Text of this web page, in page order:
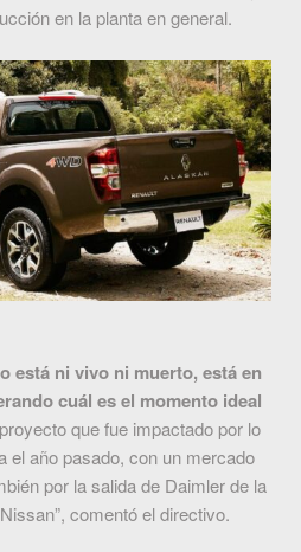
en la planta en general.
está ni vivo ni muerto, está en
cuál es el momento ideal
que fue impactado por lo
el año pasado, con un mercado
por la salida de Daimler de la
comentó el directivo.